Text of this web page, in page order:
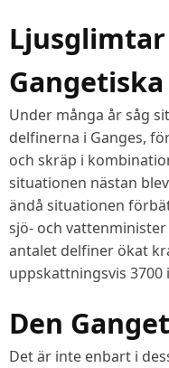
Under många år såg
delfinerna i Ganges,
och skräp i
situationen nästan
ändå situationen
sjö- och
antalet delfiner ökat
uppskattningsvis 3700
Den
Det är inte enbart i